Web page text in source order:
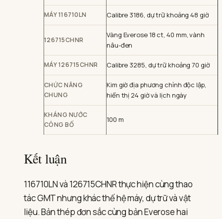
MÁY 116710LN Calibre 3186, dự trữ khoảng 48 giờ
126715CHNR
Vàng Everose 18 ct, 40 mm, vành
nâu-đen
MÁY 126715CHNR Calibre 3285, dự trữ khoảng 70 giờ
CHỨC NĂNG
CHUNG
Kim giờ địa phương chỉnh độc lập,
hiển thị 24 giờ và lịch ngày
KHÁNG NƯỚC
CÔNG BỐ
100 m
Kết luận
116710LN và 126715CHNR thực hiện cùng thao
tác GMT nhưng khác thế hệ máy, dự trữ và vật
liệu. Bản thép đơn sắc cùng bản Everose hai